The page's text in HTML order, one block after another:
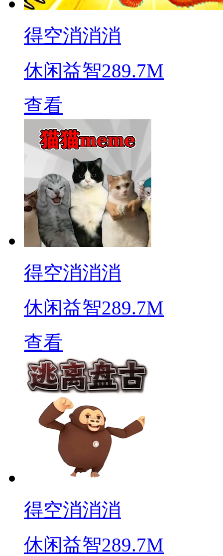
得空消消消
休闲益智289.7M
查看
得空消消消
休闲益智289.7M
查看
得空消消消
休闲益智289.7M